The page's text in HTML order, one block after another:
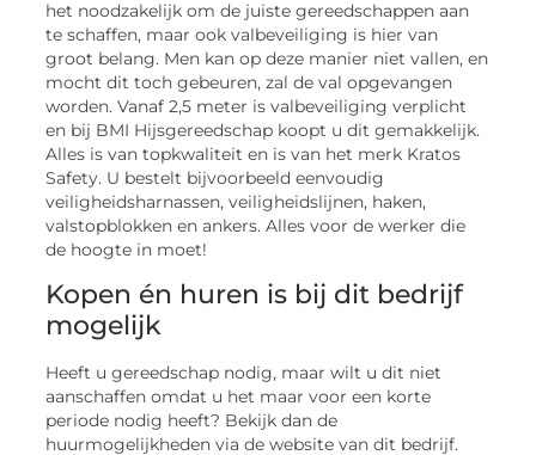
het noodzakelijk om de juiste gereedschappen aan
te schaffen, maar ook valbeveiliging is hier van
groot belang. Men kan op deze manier niet vallen, en
mocht dit toch gebeuren, zal de val opgevangen
worden. Vanaf 2,5 meter is valbeveiliging verplicht
en bij BMI Hijsgereedschap koopt u dit gemakkelijk.
Alles is van topkwaliteit en is van het merk Kratos
Safety. U bestelt bijvoorbeeld eenvoudig
veiligheidsharnassen, veiligheidslijnen, haken,
valstopblokken en ankers. Alles voor de werker die
de hoogte in moet!
Kopen én huren is bij dit bedrijf
mogelijk
Heeft u gereedschap nodig, maar wilt u dit niet
aanschaffen omdat u het maar voor een korte
periode nodig heeft? Bekijk dan de
huurmogelijkheden via de website van dit bedrijf.